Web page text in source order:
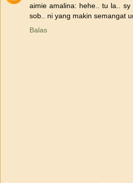
aimie amalina: hehe.. tu la..
sob.. ni yang makin semangat
Balas